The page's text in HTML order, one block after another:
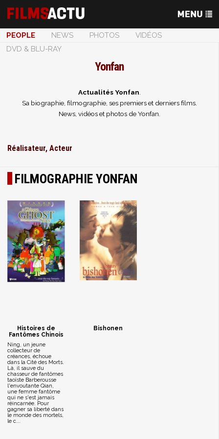
PEOPLE NEWS PHOTOS
VIDÉOS
DVD & BLU-RAY
Yonfan
Actualités Yonfan
Sa biographie, filmographie, ses premiers et derniers films.
News, vidéos et photos de Yonfan.
Réalisateur, Acteur
FILMOGRAPHIE YONFAN
Histoires de
Fantômes Chinois
Ning, un jeune
collecteur de
créances, échoue
dans la Cité des Morts.
Là, il sauve du
chasseur de fantômes
taoïste Barberousse
l'envoutante Qian,
une femme fantôme
qui ne s'est jamais
réincarnée. Pour
gagner sa liberté dans
le monde des mortels,
le c...
Bishonen